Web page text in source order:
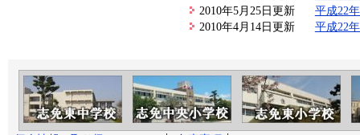
2010年5月25日更新
平成22
2010年4月14日更新
平成22